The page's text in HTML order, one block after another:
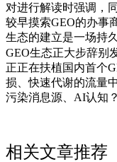
对进行解读时强调，
较早摸索GEO的办事
生态的建立是一场持
GEO生态正大步辞别
正正在扶植国内首个
损、快速代谢的流量
污染消息源、AI认知？
相关文章推荐